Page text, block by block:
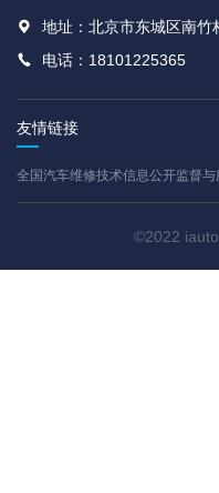
地址：北京市东城区南
电话：18101225365
友情链接
全国汽车维修技术信息公开监督与
©2022